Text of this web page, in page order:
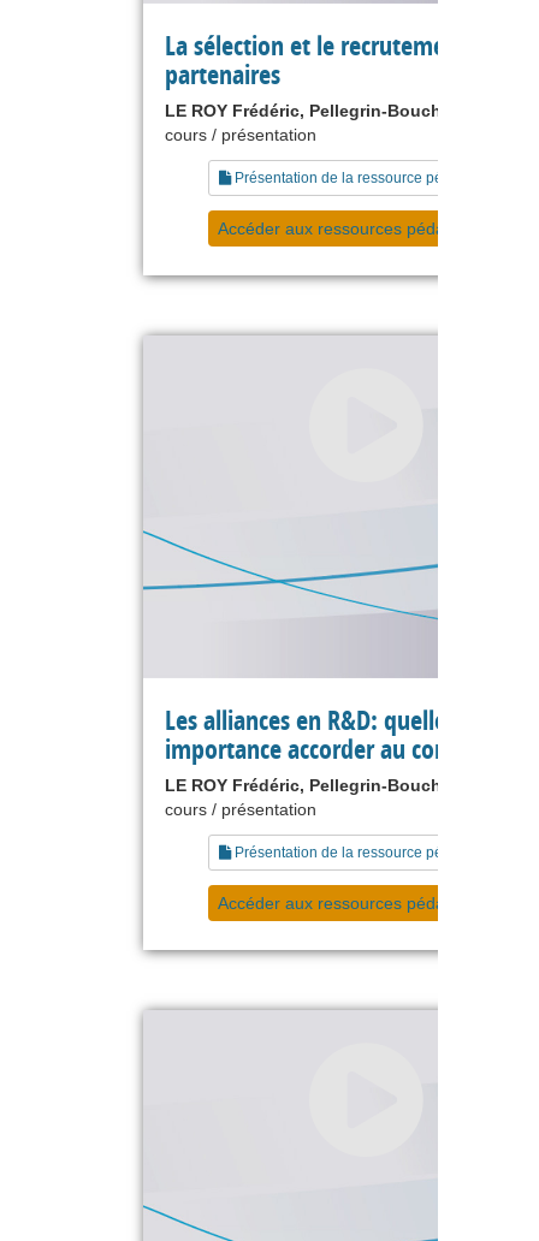
La sélection et le recrutement de
partenaires
LE ROY Frédéric, Pellegrin-Boucher Estelle
cours / présentation
Présentation de la ressource pédagogique
Accéder aux ressources pédagogiques
Les alliances en R&D: quelle
importance accorder au contrat ?
LE ROY Frédéric, Pellegrin-Boucher Estelle
cours / présentation
Présentation de la ressource pédagogique
Accéder aux ressources pédagogiques